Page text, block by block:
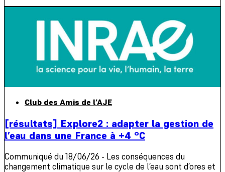
Club des Amis de l’AJE
[résultats] Explore2 : adapter la gestion de
l’eau dans une France à +4 °C
Communiqué du 18/06/26 - Les conséquences du
changement climatique sur le cycle de l’eau sont d’ores et